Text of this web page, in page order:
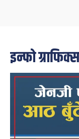
इन्फो ग्राफिक्स